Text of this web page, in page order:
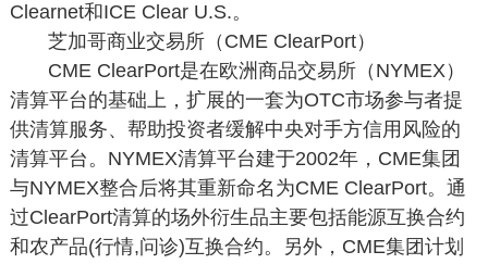
Clearnet和ICE Clear U.S.。
芝加哥商业交易所（CME ClearPort）
CME ClearPort是在欧洲商品交易所（NYMEX）
清算平台的基础上，扩展的一套为OTC市场参与者提
供清算服务、帮助投资者缓解中央对手方信用风险的
清算平台。NYMEX清算平台建于2002年，CME集团
与NYMEX整合后将其重新命名为CME ClearPort。通
过ClearPort清算的场外衍生品主要包括能源互换合约
和农产品(行情,问诊)互换合约。另外，CME集团计划